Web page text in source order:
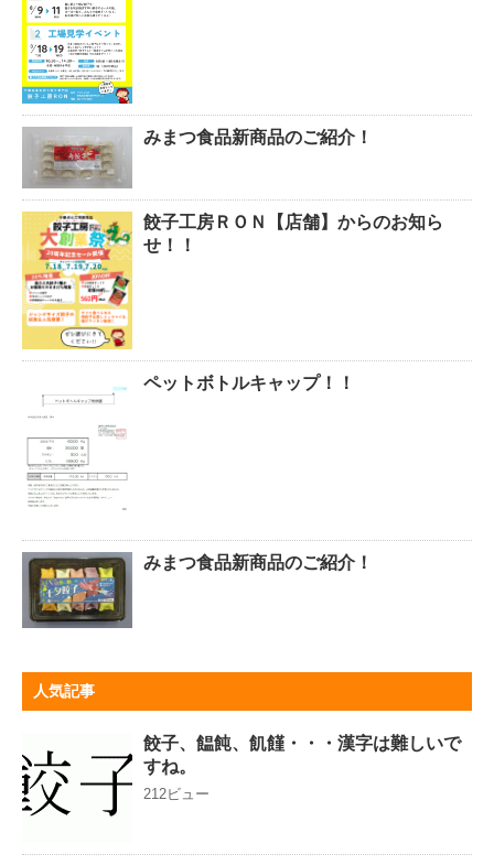
みまつ食品新商品のご紹介！
餃子工房ＲＯＮ【店舗】からのお知ら
せ！！
ペットボトルキャップ！！
みまつ食品新商品のご紹介！
人気記事
餃子、饂飩、飢饉・・・漢字は難しいで
すね。
212ビュー